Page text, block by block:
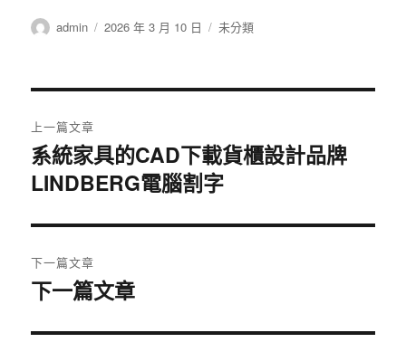
作
admin
發
2026 年 3 月 10 日
分
未分類
章
導
覽
上一篇文章
上
一
文
章:
系統家具的CAD下載貨櫃設計品牌
LINDBERG電腦割字
下一篇文章
下
篇
下一篇文章